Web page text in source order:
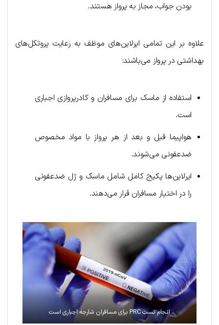
بودن جواب، مجاز به پرواز هستند.
علاوه بر این تمامی ایرلاین‌های موظف به رعایت پروتکل‌های
بهداشتی در پرواز می‌باشند:
استفاده از ماسک برای مسافران و کادرپروازی اجباری
است.
هواپیما قبل و بعد از هر پرواز با مواد مخصوص
ضدعفونی می‌شوند.
ایرلاین‌ها پکیج کامل شامل ماسک و ژل ضدعفونی
را در اختیار مسافران قرار می‌دهند.
انجام تست PRC برای مسافران شارجه اجباری است